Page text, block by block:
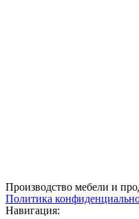
Производство мебели и
Политика
Навигация: